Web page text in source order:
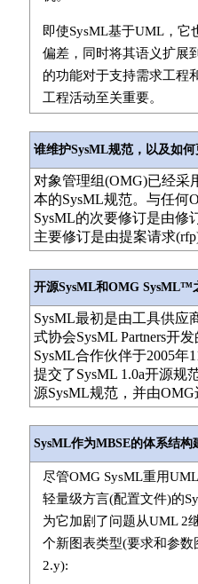
即使SysML基于UML，
偏差，同时将其语义扩展
的功能对于支持需求工程
工程活动至关重要。
谁维护SysML规范，以及如何
对象管理组(OMG)已经采
本的SysML规范。与任何
SysML的次要修订是由修
主要修订是由提案请求
开源SysML和OMG SysML™
SysML最初是由工具供应
式协会SysML Partners开
SysML合作伙伴于2005年
提交了SysML 1.0a开源
源SysML规范，并由OMG
SysML作为MBSE的体系结构
尽管OMG SysML重用
轻量级方言(配置文件)的
为它加剧了问题从UML 2
个新图表类型(要求和参
2.y):